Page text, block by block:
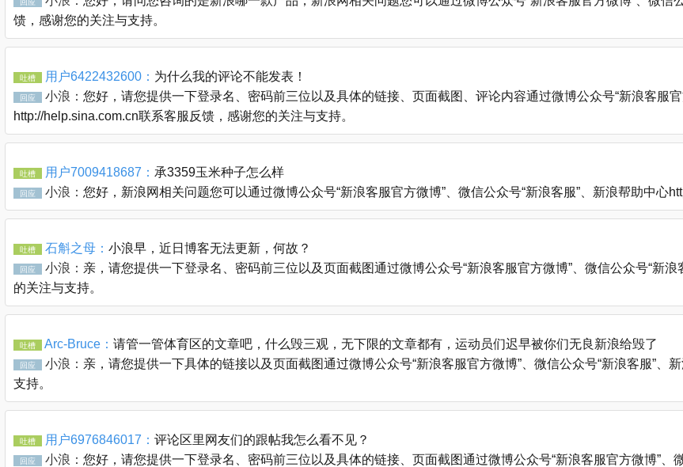
馈，感谢您的关注与支持。
吐槽 用户6422432600： 为什么我的评论不能发表！
回应 小浪： 您好，请您提供一下登录名、密码前三位以及具体的链接、页面截图、评论内容通过微博公众号“新浪客服
http://help.sina.com.cn联系客服反馈，感谢您的关注与支持。
吐槽 用户7009418687： 承3359玉米种子怎么样
回应 小浪： 您好，新浪网相关问题您可以通过微博公众号“新浪客服官方微博”、微信公众号“新浪客服”、新浪帮助中心
吐槽 石斛之母： 小浪早，近日博客无法更新，何故？
回应 小浪： 亲，请您提供一下登录名、密码前三位以及页面截图通过微博公众号“新浪客服官方微博”、微信公众号“新
的关注与支持。
吐槽 Arc-Bruce： 请管一管体育区的文章吧，什么毁三观，无下限的文章都有，运动员们迟早被你们无良新浪给毁了
回应 小浪： 亲，请您提供一下具体的链接以及页面截图通过微博公众号“新浪客服官方微博”、微信公众号“新浪客服”
支持。
吐槽 用户6976846017： 评论区里网友们的跟帖我怎么看不见？
回应 小浪： 您好，请您提供一下登录名、密码前三位以及具体的链接、页面截图通过微博公众号“新浪客服官方微博”、